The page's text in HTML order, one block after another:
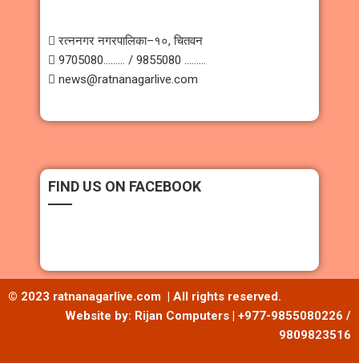
 रत्ननगर नगरपालिका–१०, चितवन
 9705080……… / 9855080 ………
 news@ratnanagarlive.com
FIND US ON FACEBOOK
© 2023 ratnanagarlive.com | All rights reserved.
Website by: Rijan Computers | +977-9855080226 /
9809823516